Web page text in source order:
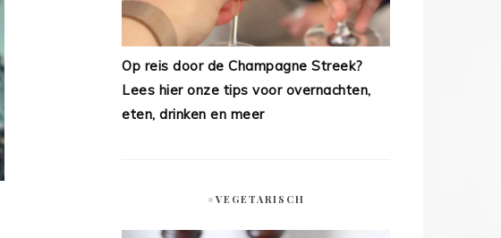
Op reis door de Champagne Streek?
Lees hier onze tips voor overnachten,
eten, drinken en meer
#VEGETARISCH